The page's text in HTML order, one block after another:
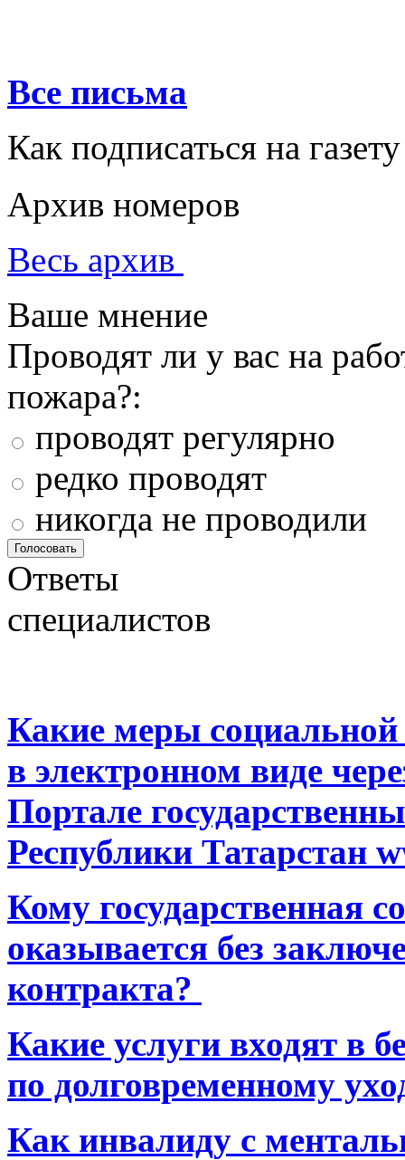
Все письма
Как подписаться на газету
Архив номеров
Весь архив
Ваше мнение
Проводят ли у вас на
пожара?:
проводят регулярно
редко проводят
никогда не проводили
Ответы
специалистов
Какие меры
в электронном виде
Портале
Республики Татарстан
Кому государственная
оказывается без
контракта?
Какие услуги входят в
по долговременному
Как инвалиду с